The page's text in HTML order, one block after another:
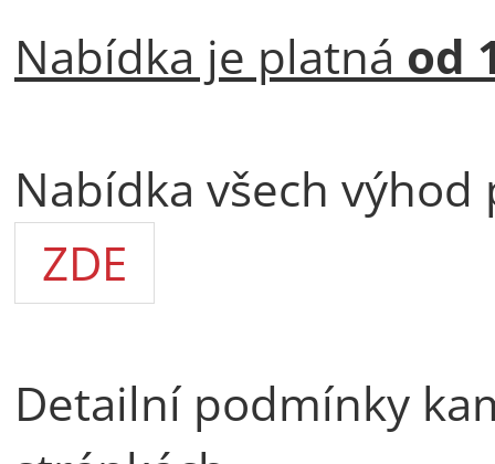
Nabídka je platná od
Nabídka všech
ZDE
Detailní podmínky